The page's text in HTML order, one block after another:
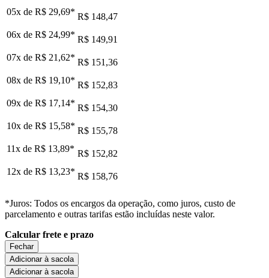
05x de R$ 29,69* R$ 148,47
06x de R$ 24,99* R$ 149,91
07x de R$ 21,62* R$ 151,36
08x de R$ 19,10* R$ 152,83
09x de R$ 17,14* R$ 154,30
10x de R$ 15,58* R$ 155,78
11x de R$ 13,89* R$ 152,82
12x de R$ 13,23* R$ 158,76
*Juros: Todos os encargos da operação, como juros, custo de
parcelamento e outras tarifas estão incluídas neste valor.
Calcular frete e prazo
Fechar
Adicionar à sacola
Adicionar à sacola